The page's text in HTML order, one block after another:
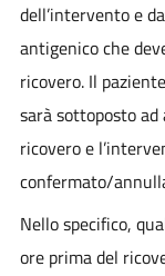
dell’intervento e
antigenico che
ricovero. Il
sarà sottoposto
ricovero e
confermato/
Nello specifico,
ore prima del